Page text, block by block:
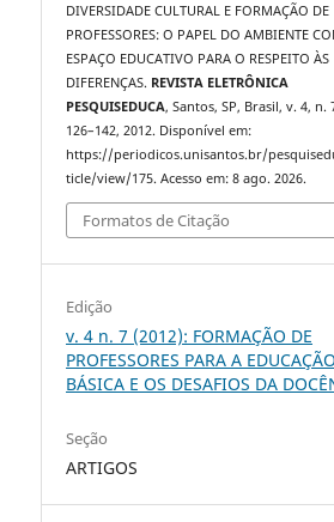
DIVERSIDADE CULTURAL E FORMAÇÃO DE
PROFESSORES: O PAPEL DO AMBIENTE
ESPAÇO EDUCATIVO PARA O RESPEITO ÀS
DIFERENÇAS. REVISTA ELETRÔNICA
PESQUISEDUCA, Santos, SP, Brasil, v. 4, n.
126–142, 2012. Disponível em:
https://periodicos.unisantos.br/
ticle/view/175. Acesso em: 8 ago. 2026.
Formatos de Citação
Edição
v. 4 n. 7 (2012): FORMAÇÃO DE
PROFESSORES PARA A EDUCAÇÃO
BÁSICA E OS DESAFIOS DA
Seção
ARTIGOS